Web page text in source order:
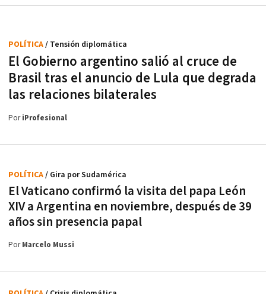
El Gobierno argentino salió al cruce de
Brasil tras el anuncio de Lula que degrada
las relaciones bilaterales
POLÍTICA/ Tensión diplomática
PoriProfesional
El Vaticano confirmó la visita del papa León
XIV a Argentina en noviembre, después de 39
años sin presencia papal
POLÍTICA/ Gira por Sudamérica
PorMarcelo Mussi